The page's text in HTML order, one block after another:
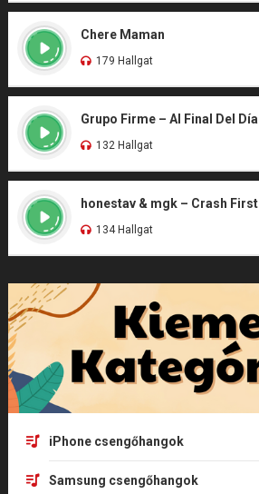
Chere Maman
179 Hallgat
Grupo Firme – Al Final Del Día
132 Hallgat
honestav & mgk – Crash First
134 Hallgat
iPhone csengőhangok
Samsung csengőhangok